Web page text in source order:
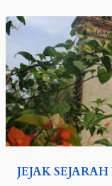
JEJAK